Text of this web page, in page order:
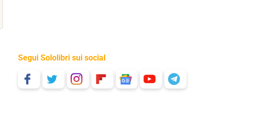
Segui Sololibri sui social